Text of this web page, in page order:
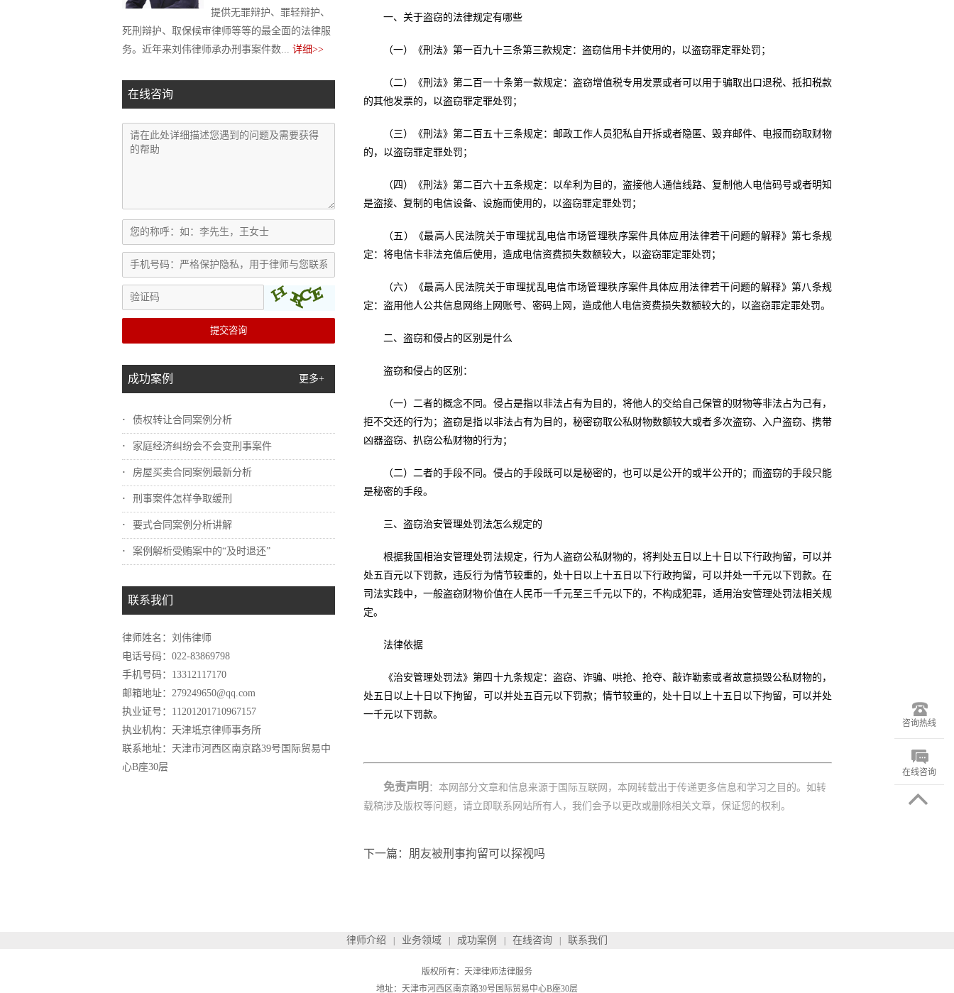
提供无罪辩护、罪轻辩护、
死刑辩护、取保候审律师等等的最全面的法律服
务。近年来刘伟律师承办刑事案件数... 详细>>
在线咨询
提交咨询
成功案例 更多+
债权转让合同案例分析
家庭经济纠纷会不会变刑事案件
房屋买卖合同案例最新分析
刑事案件怎样争取缓刑
要式合同案例分析讲解
案例解析受贿案中的“及时退还”
联系我们
律师姓名：刘伟律师
电话号码：022-83869798
手机号码：13312117170
邮箱地址：279249650@qq.com
执业证号：11201201710967157
执业机构：天津坻京律师事务所
联系地址：天津市河西区南京路39号国际贸易中
心B座30层
一、关于盗窃的法律规定有哪些
（一）《刑法》第一百九十三条第三款规定：盗窃信用卡并使用的，以盗窃罪定罪处罚；
（二）《刑法》第二百一十条第一款规定：盗窃增值税专用发票或者可以用于骗取出口退税、抵扣税款
的其他发票的，以盗窃罪定罪处罚；
（三）《刑法》第二百五十三条规定：邮政工作人员犯私自开拆或者隐匿、毁弃邮件、电报而窃取财物
的，以盗窃罪定罪处罚；
（四）《刑法》第二百六十五条规定：以牟利为目的，盗接他人通信线路、复制他人电信码号或者明知
是盗接、复制的电信设备、设施而使用的，以盗窃罪定罪处罚；
（五）《最高人民法院关于审理扰乱电信市场管理秩序案件具体应用法律若干问题的解释》第七条规
定：将电信卡非法充值后使用，造成电信资费损失数额较大，以盗窃罪定罪处罚；
（六）《最高人民法院关于审理扰乱电信市场管理秩序案件具体应用法律若干问题的解释》第八条规
定：盗用他人公共信息网络上网账号、密码上网，造成他人电信资费损失数额较大的，以盗窃罪定罪处罚。
二、盗窃和侵占的区别是什么
盗窃和侵占的区别：
（一）二者的概念不同。侵占是指以非法占有为目的，将他人的交给自己保管的财物等非法占为己有，
拒不交还的行为；盗窃是指以非法占有为目的，秘密窃取公私财物数额较大或者多次盗窃、入户盗窃、携带
凶器盗窃、扒窃公私财物的行为；
（二）二者的手段不同。侵占的手段既可以是秘密的，也可以是公开的或半公开的；而盗窃的手段只能
是秘密的手段。
三、盗窃治安管理处罚法怎么规定的
根据我国相治安管理处罚法规定，行为人盗窃公私财物的，将判处五日以上十日以下行政拘留，可以并
处五百元以下罚款，违反行为情节较重的，处十日以上十五日以下行政拘留，可以并处一千元以下罚款。在
司法实践中，一般盗窃财物价值在人民币一千元至三千元以下的，不构成犯罪，适用治安管理处罚法相关规
定。
法律依据
《治安管理处罚法》第四十九条规定：盗窃、诈骗、哄抢、抢夺、敲诈勒索或者故意损毁公私财物的，
处五日以上十日以下拘留，可以并处五百元以下罚款；情节较重的，处十日以上十五日以下拘留，可以并处
一千元以下罚款。
免责声明 ：本网部分文章和信息来源于国际互联网，本网转载出于传递更多信息和学习之目的。如转
载稿涉及版权等问题，请立即联系网站所有人，我们会予以更改或删除相关文章，保证您的权利。
下一篇：朋友被刑事拘留可以探视吗
律师介绍 业务领域 成功案例 在线咨询 联系我们
版权所有：天津律师法律服务
地址：天津市河西区南京路39号国际贸易中心B座30层
咨询热线
在线咨询